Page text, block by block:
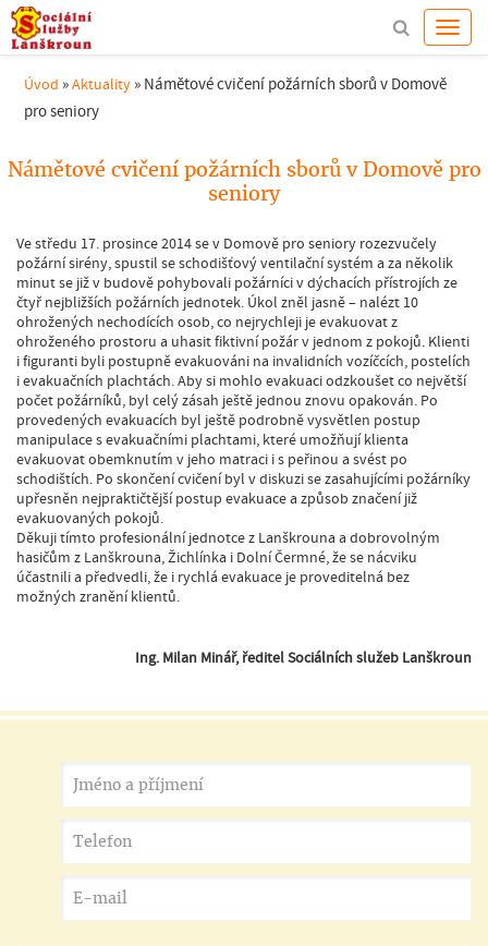
Úvod »Aktuality » Námětové cvičení požárních sborů v Domově
pro seniory
Námětové cvičení požárních sborů v Domově pro
seniory
Ve středu 17. prosince 2014 se v Domově pro seniory rozezvučely
požární sirény, spustil se schodišťový ventilační systém a za několik
minut se již v budově pohybovali požárníci v dýchacích přístrojích ze
čtyř nejbližších požárních jednotek. Úkol zněl jasně – nalézt 10
ohrožených nechodících osob, co nejrychleji je evakuovat z
ohroženého prostoru a uhasit fiktivní požár v jednom z pokojů. Klienti
i figuranti byli postupně evakuováni na invalidních vozíčcích, postelích
i evakuačních plachtách. Aby si mohlo evakuaci odzkoušet co největší
počet požárníků, byl celý zásah ještě jednou znovu opakován. Po
provedených evakuacích byl ještě podrobně vysvětlen postup
manipulace s evakuačními plachtami, které umožňují klienta
evakuovat obemknutím v jeho matraci i s peřinou a svést po
schodištích. Po skončení cvičení byl v diskuzi se zasahujícími požárníky
upřesněn nejpraktičtější postup evakuace a způsob značení již
evakuovaných pokojů.
Děkuji tímto profesionální jednotce z Lanškrouna a dobrovolným
hasičům z Lanškrouna, Žichlínka i Dolní Čermné, že se nácviku
účastnili a předvedli, že i rychlá evakuace je proveditelná bez
možných zranění klientů.
Ing. Milan Minář, ředitel Sociálních služeb Lanškroun